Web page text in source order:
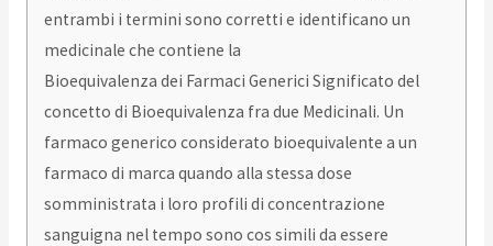
entrambi i termini sono corretti e identificano un
medicinale che contiene la
Bioequivalenza dei Farmaci Generici Significato del
concetto di Bioequivalenza fra due Medicinali. Un
farmaco generico considerato bioequivalente a un
farmaco di marca quando alla stessa dose
somministrata i loro profili di concentrazione
sanguigna nel tempo sono cos simili da essere